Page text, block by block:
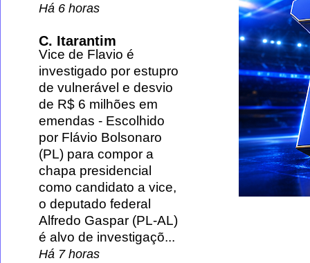
Há 6 horas
C. Itarantim
Vice de Flavio é
investigado por estupro
de vulnerável e desvio
de R$ 6 milhões em
emendas - Escolhido
por Flávio Bolsonaro
(PL) para compor a
chapa presidencial
como candidato a vice,
o deputado federal
Alfredo Gaspar (PL-AL)
é alvo de investigaçõ...
Há 7 horas